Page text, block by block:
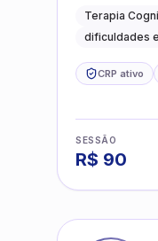
dia
Terapia
dificuldades
CRP ativo
SESSÃO
R$ 90